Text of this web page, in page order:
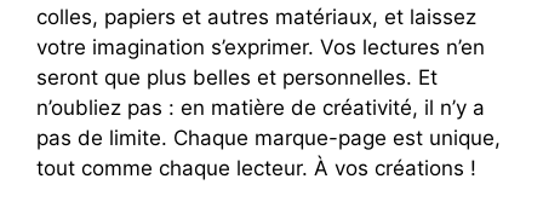
colles, papiers et autres matériaux, et laissez
votre imagination s’exprimer. Vos lectures n’en
seront que plus belles et personnelles. Et
n’oubliez pas : en matière de créativité, il n’y a
pas de limite. Chaque marque-page est unique,
tout comme chaque lecteur. À vos créations !